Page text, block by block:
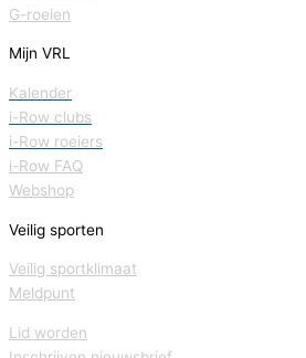
G-roeien
Mijn VRL
Kalender
i-Row clubs
i-Row roeiers
i-Row FAQ
Webshop
Veilig sporten
Veilig sportklimaat
Meldpunt
Lid worden